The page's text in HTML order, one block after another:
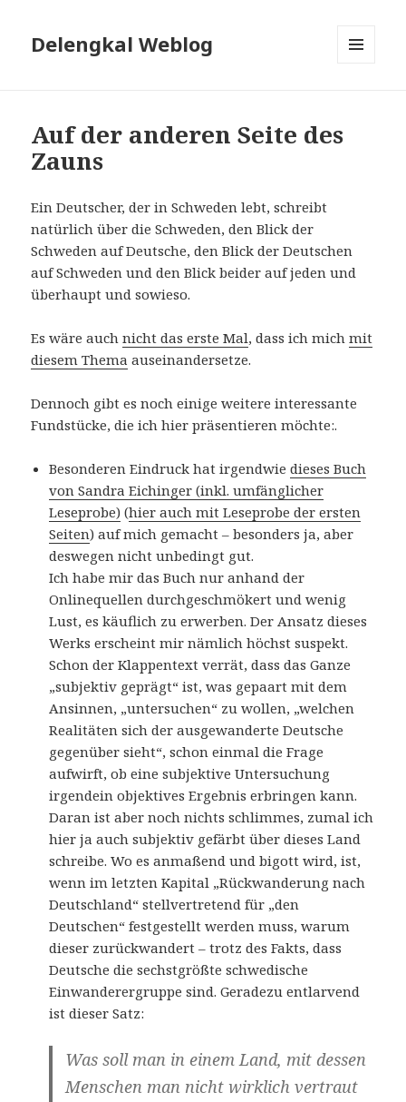
Delengkal Weblog
Auf der anderen Seite des
Zauns
Ein Deutscher, der in Schweden lebt, schreibt
natürlich über die Schweden, den Blick der
Schweden auf Deutsche, den Blick der Deutschen
auf Schweden und den Blick beider auf jeden und
überhaupt und sowieso.
Es wäre auchnicht das erste Mal, dass ich michmit
diesem Thema auseinandersetze.
Dennoch gibt es noch einige weitere interessante
Fundstücke, die ich hier präsentieren möchte:.
Besonderen Eindruck hat irgendwiedieses Buch
von Sandra Eichinger (inkl. umfänglicher
Leseprobe) (hier auch mit Leseprobe der ersten
Seiten) auf mich gemacht – besonders ja, aber
deswegen nicht unbedingt gut.
Ich habe mir das Buch nur anhand der
Onlinequellen durchgeschmökert und wenig
Lust, es käuflich zu erwerben. Der Ansatz dieses
Werks erscheint mir nämlich höchst suspekt.
Schon der Klappentext verrät, dass das Ganze
„subjektiv geprägt“ ist, was gepaart mit dem
Ansinnen, „untersuchen“ zu wollen, „welchen
Realitäten sich der ausgewanderte Deutsche
gegenüber sieht“, schon einmal die Frage
aufwirft, ob eine subjektive Untersuchung
irgendein objektives Ergebnis erbringen kann.
Daran ist aber noch nichts schlimmes, zumal ich
hier ja auch subjektiv gefärbt über dieses Land
schreibe. Wo es anmaßend und bigott wird, ist,
wenn im letzten Kapital „Rückwanderung nach
Deutschland“ stellvertretend für „den
Deutschen“ festgestellt werden muss, warum
dieser zurückwandert – trotz des Fakts, dass
Deutsche die sechstgrößte schwedische
Einwanderergruppe sind. Geradezu entlarvend
ist dieser Satz:
Was soll man in einem Land, mit dessen
Menschen man nicht wirklich vertraut